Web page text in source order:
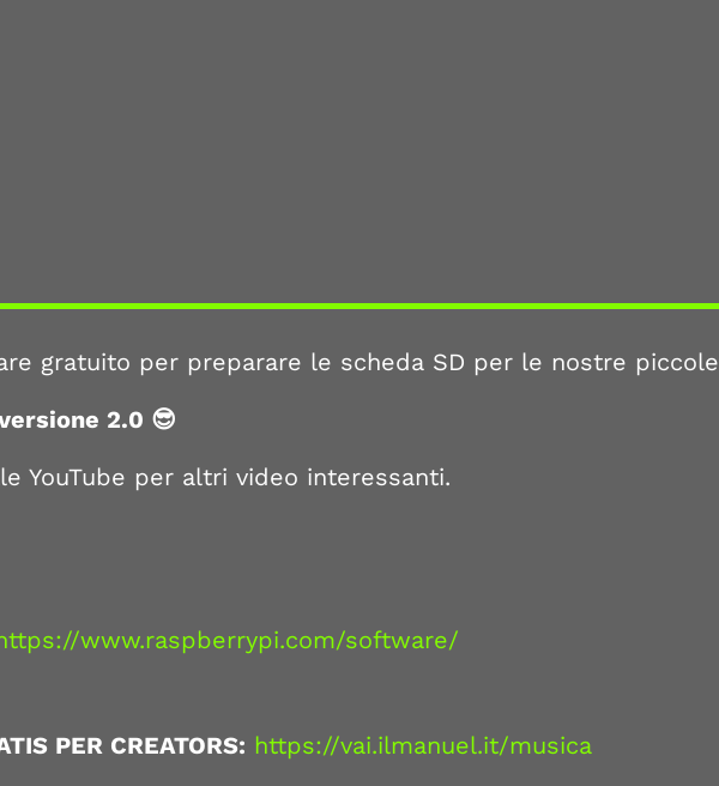
gratuito per preparare le scheda SD per le nostre piccole
2.0 😎
YouTube per altri video interessanti.
www.raspberrypi.com/software/
PER CREATORS: https://vai.ilmanuel.it/musica